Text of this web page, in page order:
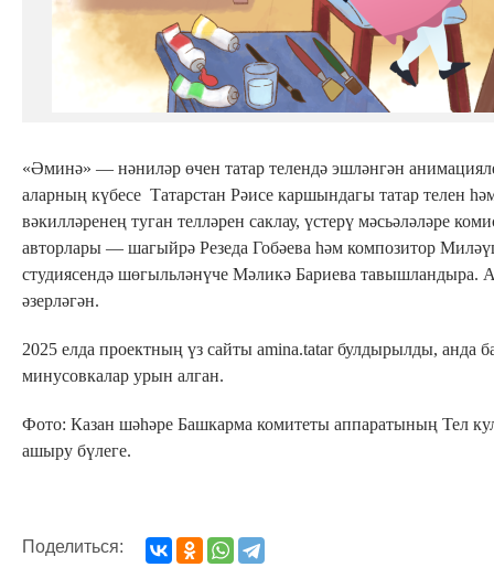
«Әминә» — нәниләр өчен татар телендә эшләнгән
аларның күбесе Татарстан Рәисе каршындагы татар телен
вәкилләренең туган телләрен саклау, үстерү мәсьәләләре
авторлары — шагыйрә Резеда Гобәева һәм композитор
студиясендә шөгыльләнүче Мәликә Бариева тавышландыра.
әзерләгән.
2025 елда проектның үз сайты amina.tatar булдырылды, анда
минусовкалар урын алган.
Фото: Казан шәһәре Башкарма комитеты аппаратының Тел
ашыру бүлеге.
Поделиться: